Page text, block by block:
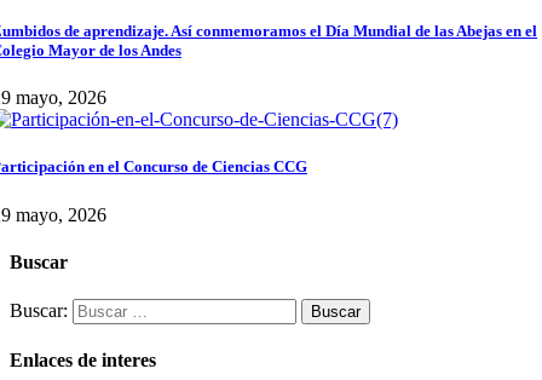
de aprendizaje. Así conmemoramos el Día Mundial de las Abejas en el
Mayor de los Andes
mayo, 2026
en el Concurso de Ciencias CCG
mayo, 2026
Buscar
Buscar:
Enlaces de interes